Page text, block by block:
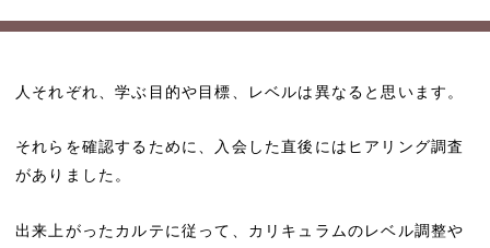
人それぞれ、学ぶ目的や目標、レベルは異なると思います。
それらを確認するために、入会した直後にはヒアリング調査
がありました。
出来上がったカルテに従って、カリキュラムのレベル調整や